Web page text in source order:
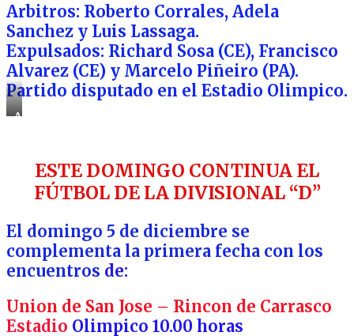
dicho
campeonato
los
jugadores
del
único
gol
que
los
llevo
al
Arbitros: Roberto Corrales, Adela
Sanchez y Luis Lassaga.
Expulsados: Richard Sosa (CE), Francisco
Alvarez (CE) y Marcelo Piñeiro (PA).
Partido disputado en el Estadio Olimpico.
Arbitros:
Sanchez
Luis
ESTE DOMINGO CONTINUA EL
FÚTBOL DE LA DIVISIONAL “D”
El domingo 5 de diciembre se
complementa la primera fecha con los
encuentros de:
Union de San Jose – Rincon de Carrasco
Estadio Olimpico 10.00 horas